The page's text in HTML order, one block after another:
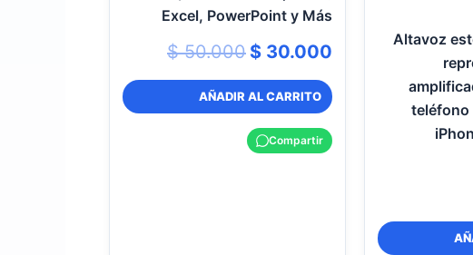
Excel, PowerPoint y Más
$50.000 $ 30.000
AÑADIR AL CARRITO
Compartir
Altavoz
teléfono